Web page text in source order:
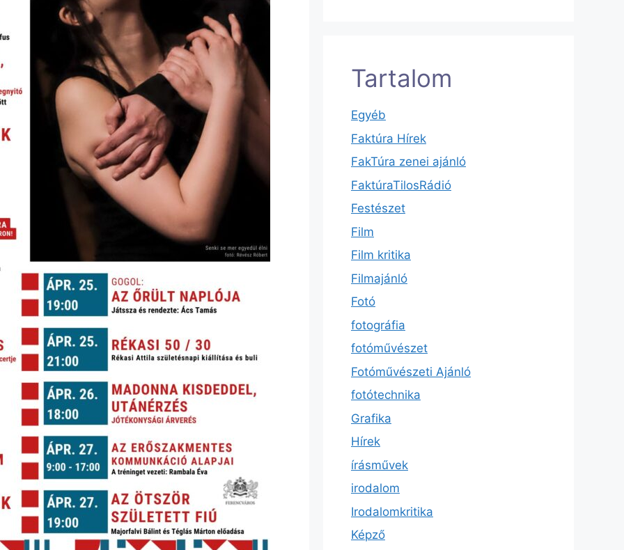
Tartalom
Egyéb
Faktúra Hírek
FakTúra zenei ajánló
FaktúraTilosRádió
Festészet
Film
Film kritika
Filmajánló
Fotó
fotográfia
fotóművészet
Fotóművészeti Ajánló
fotótechnika
Grafika
Hírek
írásművek
irodalom
Irodalomkritika
Képző